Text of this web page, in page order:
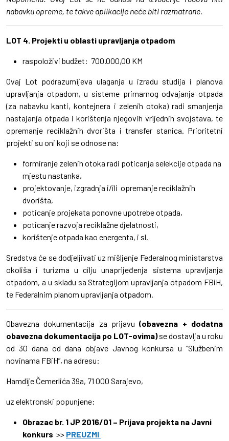
nabavku opreme, te takve aplikacije neće biti razmatrane.
LOT 4. Projekti u oblasti upravljanja otpadom
raspoloživi budžet: 700.000,00 KM
Ovaj Lot podrazumijeva ulaganja u izradu studija i planova
upravljanja otpadom, u sisteme primarnog odvajanja otpada
(za nabavku kanti, kontejnera i zelenih otoka) radi smanjenja
nastajanja otpada i korištenja njegovih vrijednih svojstava, te
opremanje reciklažnih dvorišta i transfer stanica. Prioritetni
projekti su oni koji se odnose na:
formiranje zelenih otoka radi poticanja selekcije otpada na
mjestu nastanka,
projektovanje, izgradnja i/ili opremanje reciklažnih
dvorišta,
poticanje projekata ponovne upotrebe otpada,
poticanje razvoja reciklažne djelatnosti,
korištenje otpada kao energenta, i sl.
Sredstva će se dodjeljivati uz mišljenje Federalnog ministarstva
okoliša i turizma u cilju unaprijeđenja sistema upravljanja
otpadom, a u skladu sa Strategijom upravljanja otpadom FBiH,
te Federalnim planom upravljanja otpadom.
Obavezna dokumentacija za prijavu(obavezna + dodatna
obavezna dokumentacija po LOT-ovima)se dostavlja u roku
od 30 dana od dana objave Javnog konkursa u “Službenim
novinama FBiH”, na adresu:
Hamdije Čemerlića 39a, 71 000 Sarajevo,
uz elektronski popunjene:
Obrazac br. 1 JP 2016/01 – Prijava projekta na Javni
konkurs >> PREUZMI